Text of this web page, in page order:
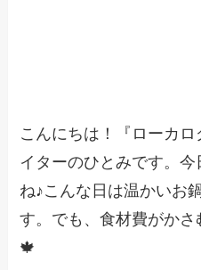
こんにちは！『ローカ
イターのひとみです。
ね♪こんな日は温かいお
す。でも、食材費がか
🍁